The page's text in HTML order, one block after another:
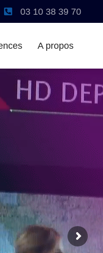
03 10 38 39 70
A propos